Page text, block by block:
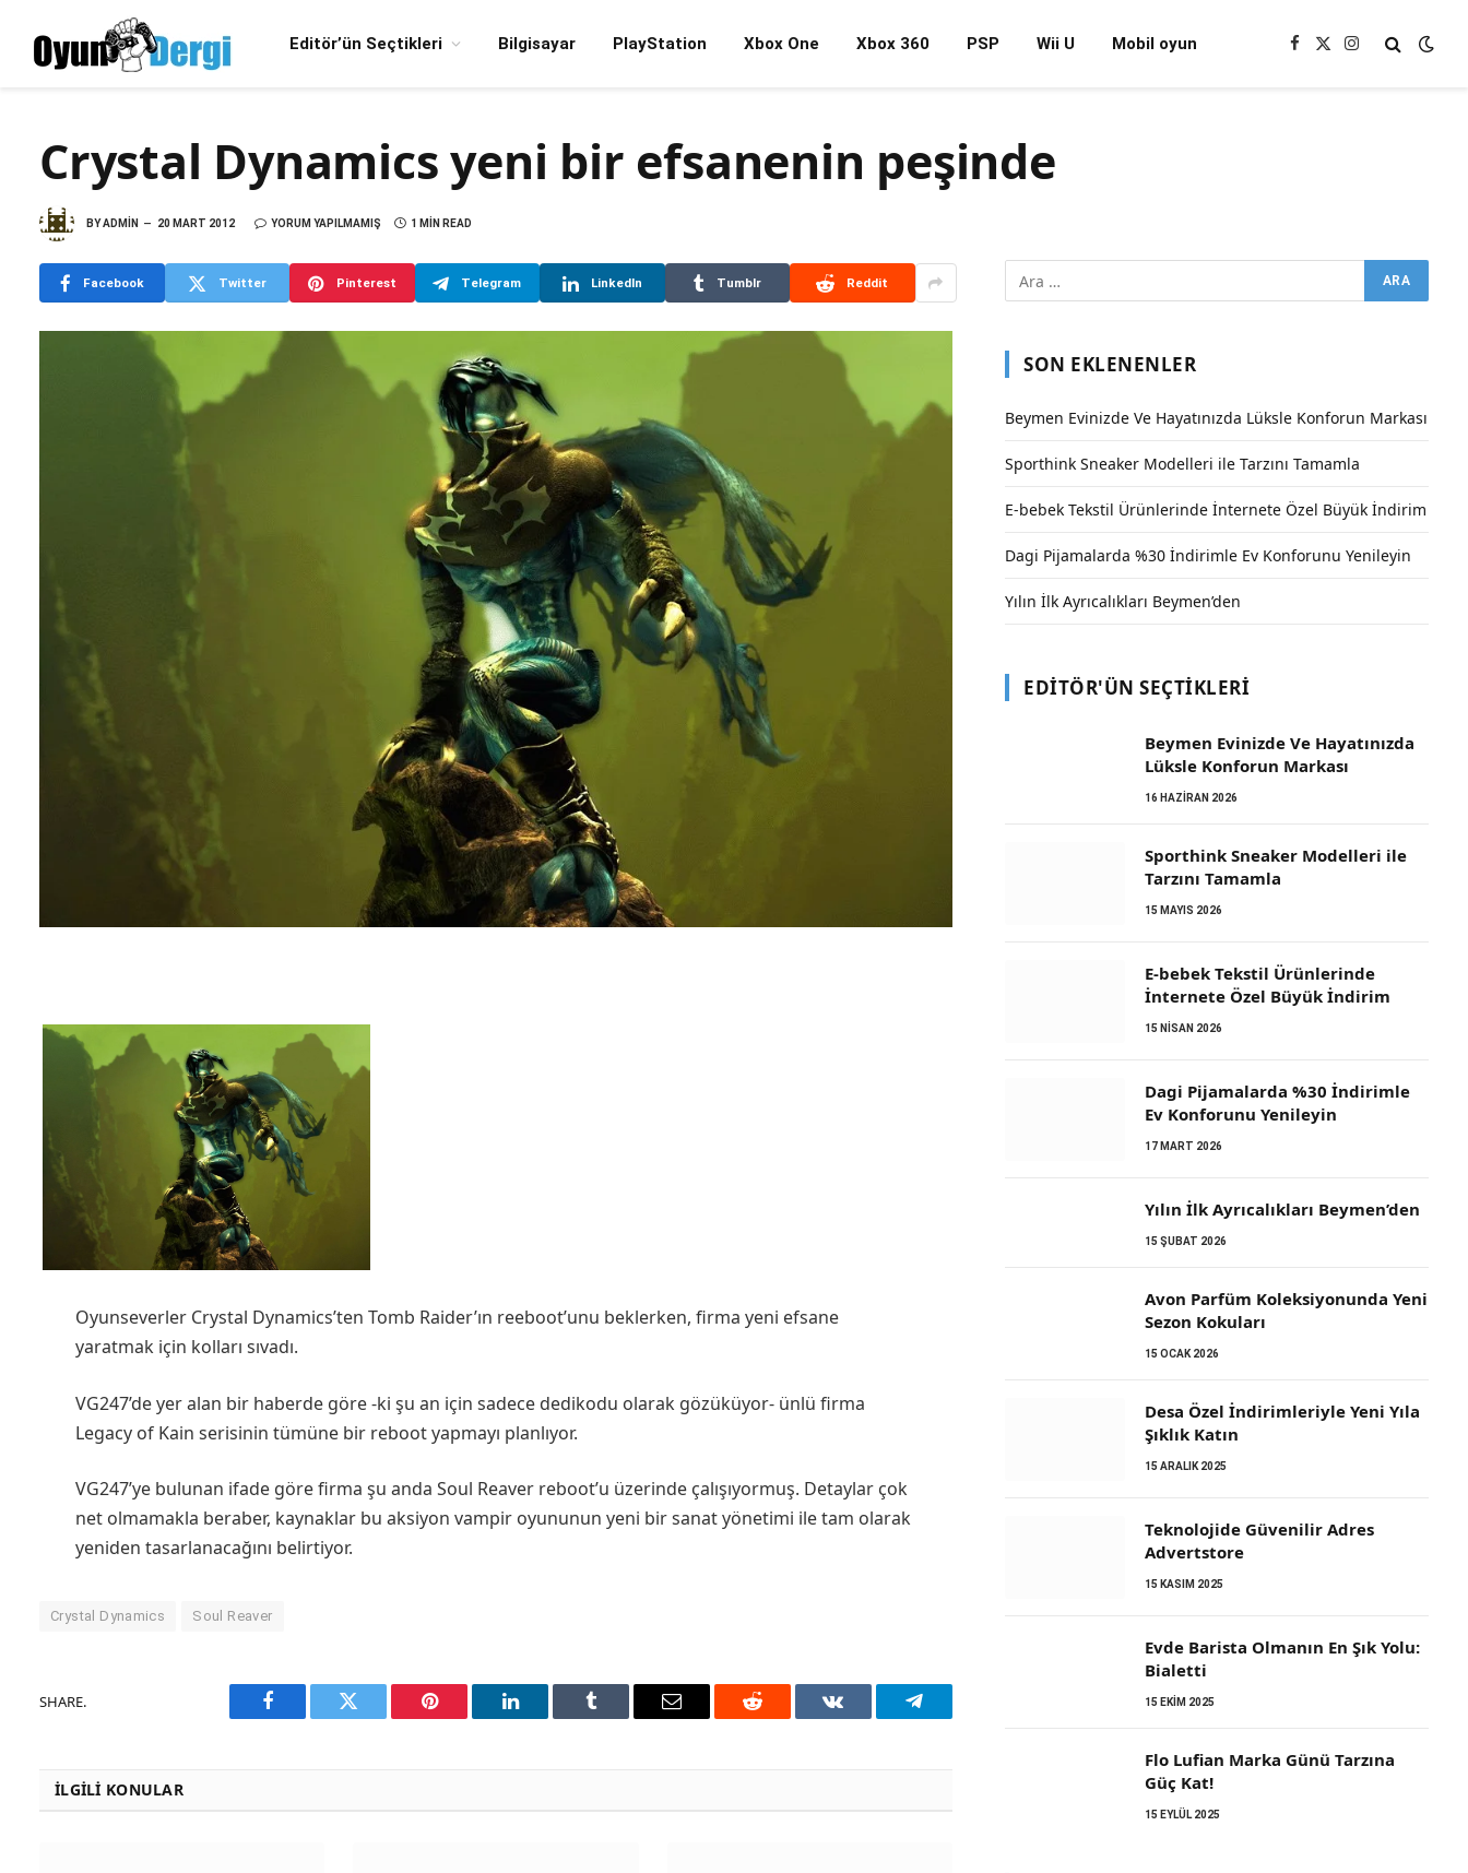
Editör’ün Seçtikleri Bilgisayar PlayStation Xbox One Xbox 360 PSP Wii U Mobil oyun Facebook
X
Instagram
Crystal Dynamics yeni bir efsanenin peşinde
BYADMIN 20 MART 2012 YORUM YAPILMAMIŞ 1 MIN READ
Facebook Twitter Pinterest Telegram LinkedIn Tumblr Reddit
Oyunseverler Crystal Dynamics’ten Tomb Raider’ın reeboot’unu beklerken, firma yeni efsane
yaratmak için kolları sıvadı.
VG247’de yer alan bir haberde göre -ki şu an için sadece dedikodu olarak gözüküyor- ünlü firma
Legacy of Kain serisinin tümüne bir reboot yapmayı planlıyor.
VG247’ye bulunan ifade göre firma şu anda Soul Reaver reboot’u üzerinde çalışıyormuş. Detaylar çok
net olmamakla beraber, kaynaklar bu aksiyon vampir oyununun yeni bir sanat yönetimi ile tam olarak
yeniden tasarlanacağını belirtiyor.
Crystal Dynamics Soul Reaver
SHARE.
Facebook Twitter Pinterest LinkedIn Tumblr Email Reddit VKontakteTelegram
İLGILI KONULAR
SON EKLENENLER
Beymen Evinizde Ve Hayatınızda Lüksle Konforun Markası
Sporthink Sneaker Modelleri ile Tarzını Tamamla
E-bebek Tekstil Ürünlerinde İnternete Özel Büyük İndirim
Dagi Pijamalarda %30 İndirimle Ev Konforunu Yenileyin
Yılın İlk Ayrıcalıkları Beymen’den
EDITÖR'ÜN SEÇTIKLERI
Beymen Evinizde Ve Hayatınızda
Lüksle Konforun Markası
16 HAZIRAN 2026
Sporthink Sneaker Modelleri ile
Tarzını Tamamla
15 MAYIS 2026
E-bebek Tekstil Ürünlerinde
İnternete Özel Büyük İndirim
15 NISAN 2026
Dagi Pijamalarda %30 İndirimle
Ev Konforunu Yenileyin
17 MART 2026
Yılın İlk Ayrıcalıkları Beymen’den
15 ŞUBAT 2026
Avon Parfüm Koleksiyonunda Yeni
Sezon Kokuları
15 OCAK 2026
Desa Özel İndirimleriyle Yeni Yıla
Şıklık Katın
15 ARALIK 2025
Teknolojide Güvenilir Adres
Advertstore
15 KASIM 2025
Evde Barista Olmanın En Şık Yolu:
Bialetti
15 EKIM 2025
Flo Lufian Marka Günü Tarzına
Güç Kat!
15 EYLÜL 2025